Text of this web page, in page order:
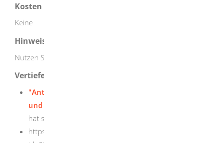
Kosten
Keine
Hinweise
Nutzen Sie zum Ausfüllen der Formulare die Anleitung.
Vertiefende Informationen
"Antrag auf Lohnsteuer-Ermäßigungsantrag 2026
und zu den Lohnsteuerabzugsmerkmalen"
hat sich geändert:
https://www.formulare-bfinv.de/ffw/action/invoke.do?